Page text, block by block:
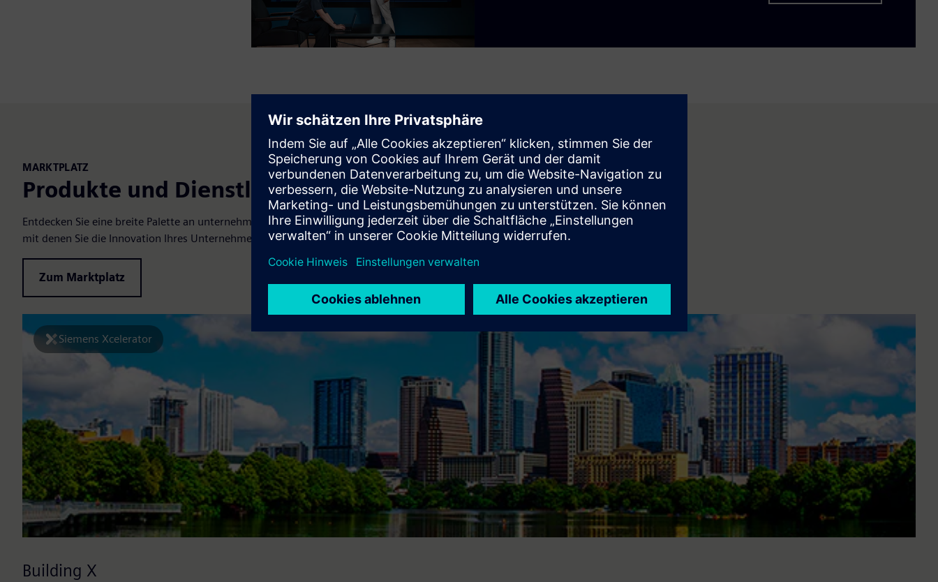
MARKTPLATZ
Produkte und Dienstleistungen entdecken
Entdecken Sie eine breite Palette an unternehmensspezifisch anpassbaren Produkten, Dienstleistungen und Lösungen,
mit denen Sie die Innovation Ihres Unternehmens skalieren und Ihre digitale Transformation vorantreiben können.
Zum Marktplatz
Siemens Xcelerator
Building X